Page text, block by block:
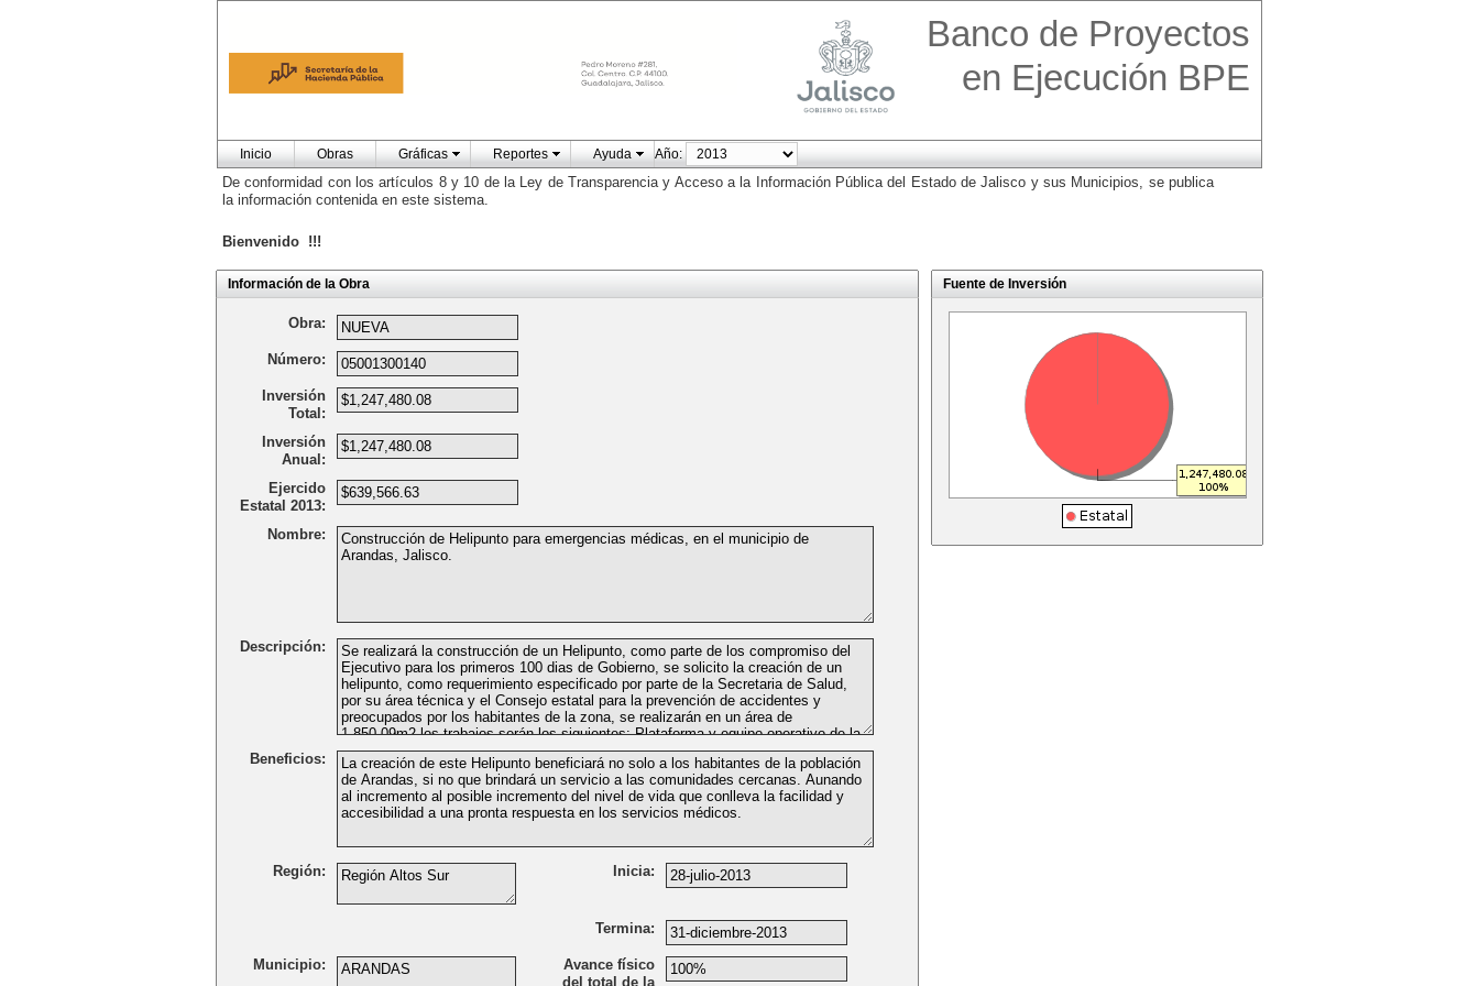
Banco de Proyectos
en Ejecución BPE
Inicio Obras Gráficas Reportes Ayuda Año:
De conformidad con los artículos 8 y 10 de la Ley de Transparencia y Acceso a la Información Pública del Estado de Jalisco y sus Municipios, se publica
la información contenida en este sistema.
Bienvenido !!!
Información de la Obra
Obra:
Número:
Inversión
Total:
Inversión
Anual:
Ejercido
Estatal 2013:
Nombre:
Descripción:
Beneficios:
Región: Inicia:
Termina:
Municipio:
Avance físico
del total de la
Fuente de Inversión